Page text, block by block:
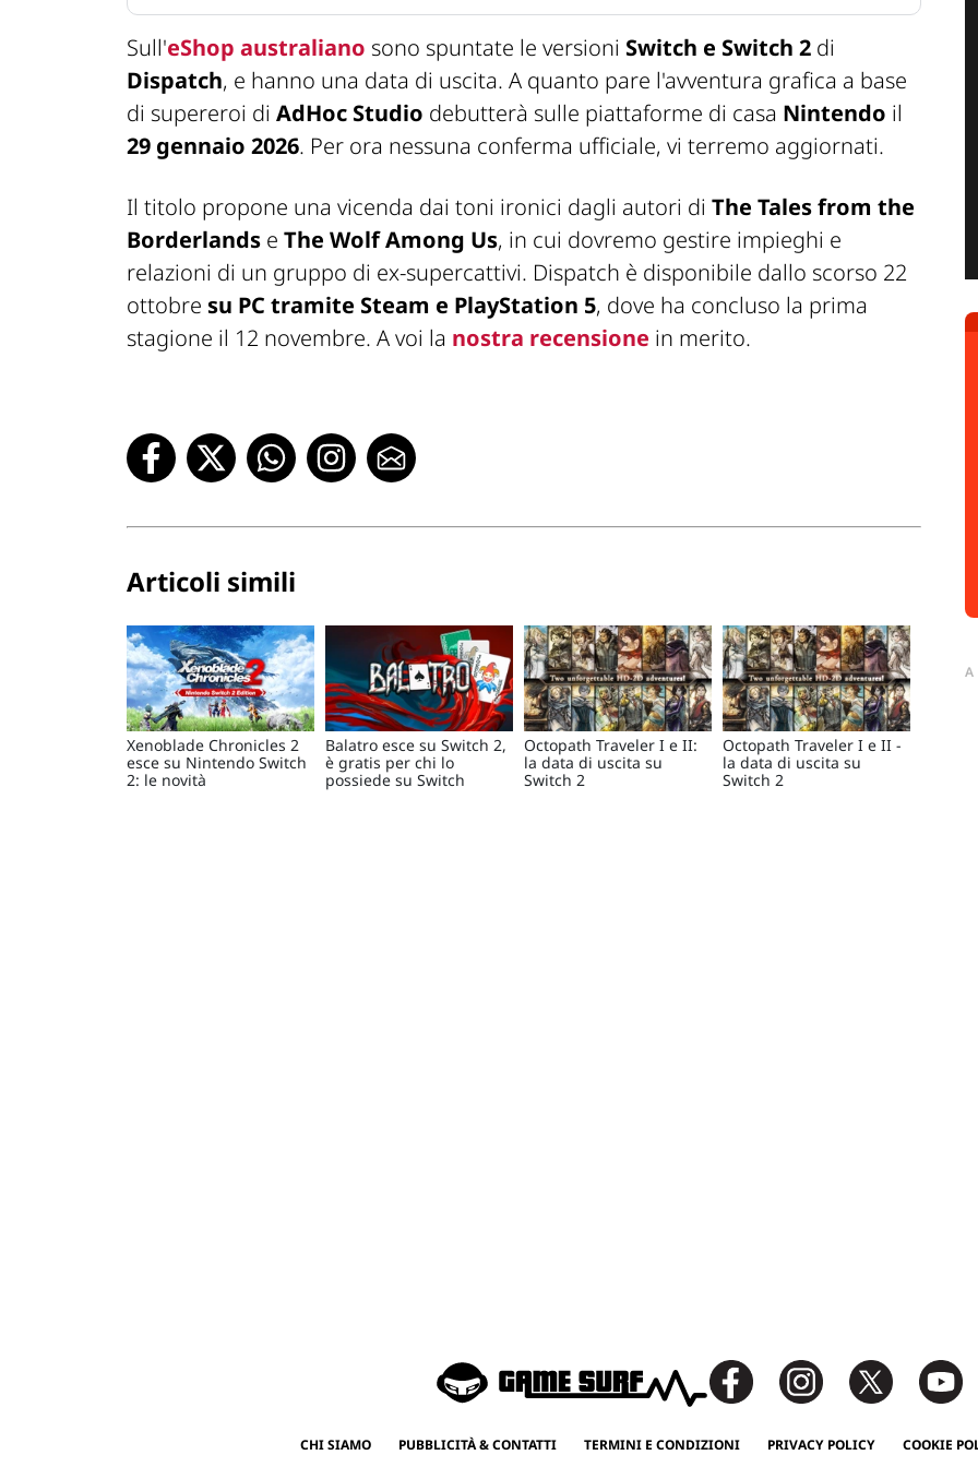
Sull'eShop australiano sono spuntate le versioni Switch e Switch 2 di
Dispatch, e hanno una data di uscita. A quanto pare l'avventura grafica a base
di supereroi di AdHoc Studio debutterà sulle piattaforme di casa Nintendo il
29 gennaio 2026. Per ora nessuna conferma ufficiale, vi terremo aggiornati.
Il titolo propone una vicenda dai toni ironici dagli autori di The Tales from the
Borderlands e The Wolf Among Us, in cui dovremo gestire impieghi e
relazioni di un gruppo di ex-supercattivi. Dispatch è disponibile dallo scorso 22
ottobre su PC tramite Steam e PlayStation 5, dove ha concluso la prima
stagione il 12 novembre. A voi la nostra recensione in merito.
Articoli simili
Xenoblade Chronicles 2
esce su Nintendo Switch
2: le novità
Balatro esce su Switch 2,
è gratis per chi lo
possiede su Switch
Octopath Traveler I e II:
la data di uscita su
Switch 2
Octopath Traveler I e II -
la data di uscita su
Switch 2
CHI SIAMO PUBBLICITÀ & CONTATTI TERMINI E CONDIZIONI PRIVACY POLICY COOKIE